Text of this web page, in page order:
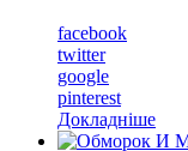
facebook
twitter
google
pinterest
Докладніше